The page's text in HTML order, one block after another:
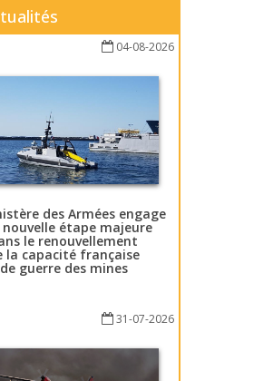
04-08-2026
des Armées engage
nouvelle étape majeure
le renouvellement
la capacité française
de guerre des mines
31-07-2026